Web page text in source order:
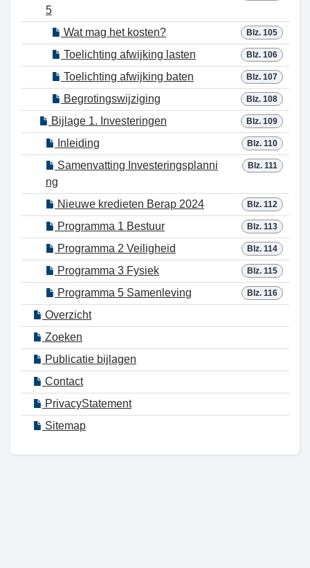
5
Blz. 105
Wat mag het kosten?
Blz. 106
Toelichting afwijking lasten
Blz. 107
Toelichting afwijking baten
Blz. 108
Begrotingswijziging
Blz. 109
Bijlage 1. Investeringen
Blz. 110
Inleiding
Blz. 111
Samenvatting Investeringsplanni
ng
Blz. 112
Nieuwe kredieten Berap 2024
Blz. 113
Programma 1 Bestuur
Blz. 114
Programma 2 Veiligheid
Blz. 115
Programma 3 Fysiek
Blz. 116
Programma 5 Samenleving
Overzicht
Zoeken
Publicatie bijlagen
Contact
PrivacyStatement
Sitemap